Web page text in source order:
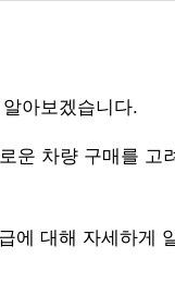
아보겠습니다.
운 차량 구매를 고
에 대해 자세하게